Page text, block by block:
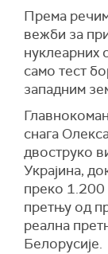
Према
вежби за
нуклеарних
само тест
западним
снага
двоструко
Украјина,
преко 1.200
претњу од
реална
Белорусије.